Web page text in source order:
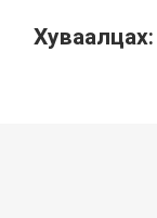
Хуваалцах: